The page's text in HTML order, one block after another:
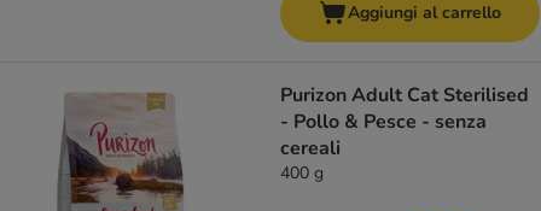
Aggiungi al carrello
Purizon Adult Cat Sterilised
- Pollo & Pesce - senza
cereali
400 g